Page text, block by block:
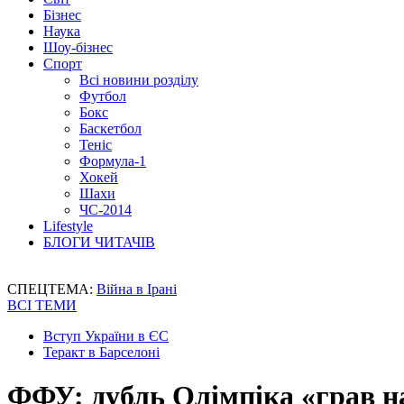
Бізнес
Наука
Шоу-бізнес
Спорт
Всі новини розділу
Футбол
Бокс
Баскетбол
Теніс
Формула-1
Хокей
Шахи
ЧС-2014
Lifestyle
БЛОГИ ЧИТАЧІВ
СПЕЦТЕМА: Війна в Ірані
ВСІ ТЕМИ
Вступ України в ЄС
Теракт в Барселоні
ФФУ: дубль Олімпіка «грав